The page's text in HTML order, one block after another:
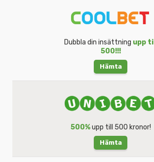
Dubbla din insättning upp till
500!!!
Hämta
500%upp till 500 kronor!
Hämta